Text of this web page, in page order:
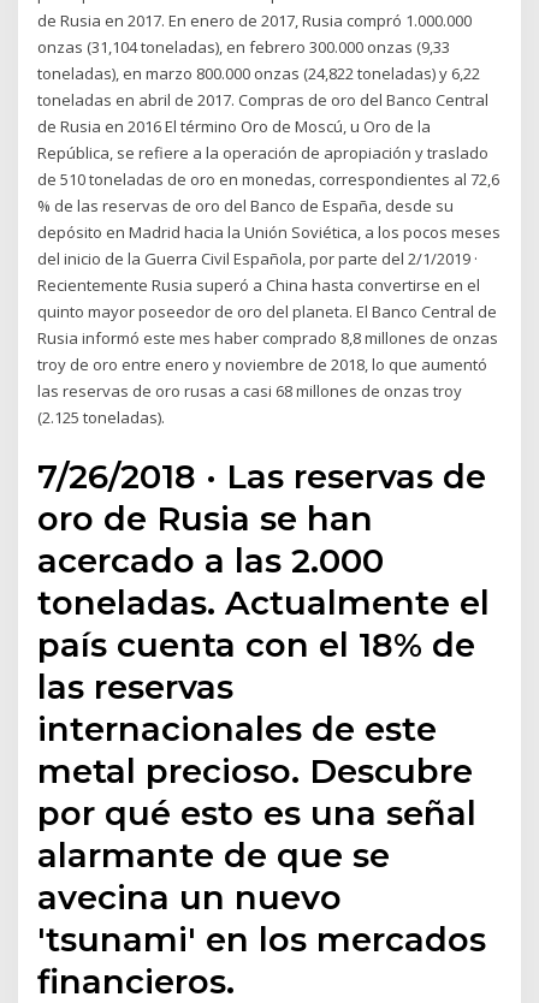
de Rusia en 2017. En enero de 2017, Rusia compró 1.000.000
onzas (31,104 toneladas), en febrero 300.000 onzas (9,33
toneladas), en marzo 800.000 onzas (24,822 toneladas) y 6,22
toneladas en abril de 2017. Compras de oro del Banco Central
de Rusia en 2016 El término Oro de Moscú, u Oro de la
República, se refiere a la operación de apropiación y traslado
de 510 toneladas de oro en monedas, correspondientes al 72,6
% de las reservas de oro del Banco de España, desde su
depósito en Madrid hacia la Unión Soviética, a los pocos meses
del inicio de la Guerra Civil Española, por parte del 2/1/2019 ·
Recientemente Rusia superó a China hasta convertirse en el
quinto mayor poseedor de oro del planeta. El Banco Central de
Rusia informó este mes haber comprado 8,8 millones de onzas
troy de oro entre enero y noviembre de 2018, lo que aumentó
las reservas de oro rusas a casi 68 millones de onzas troy
(2.125 toneladas).
7/26/2018 · Las reservas de
oro de Rusia se han
acercado a las 2.000
toneladas. Actualmente el
país cuenta con el 18% de
las reservas
internacionales de este
metal precioso. Descubre
por qué esto es una señal
alarmante de que se
avecina un nuevo
'tsunami' en los mercados
financieros.